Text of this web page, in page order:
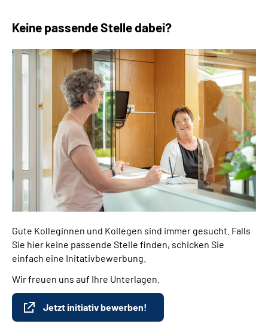
Keine passende Stelle dabei?
Gute Kolleginnen und Kollegen sind immer gesucht. Falls
Sie hier keine passende Stelle finden, schicken Sie
einfach eine Initativbewerbung.
Wir freuen uns auf Ihre Unterlagen.
Jetzt initiativ bewerben!